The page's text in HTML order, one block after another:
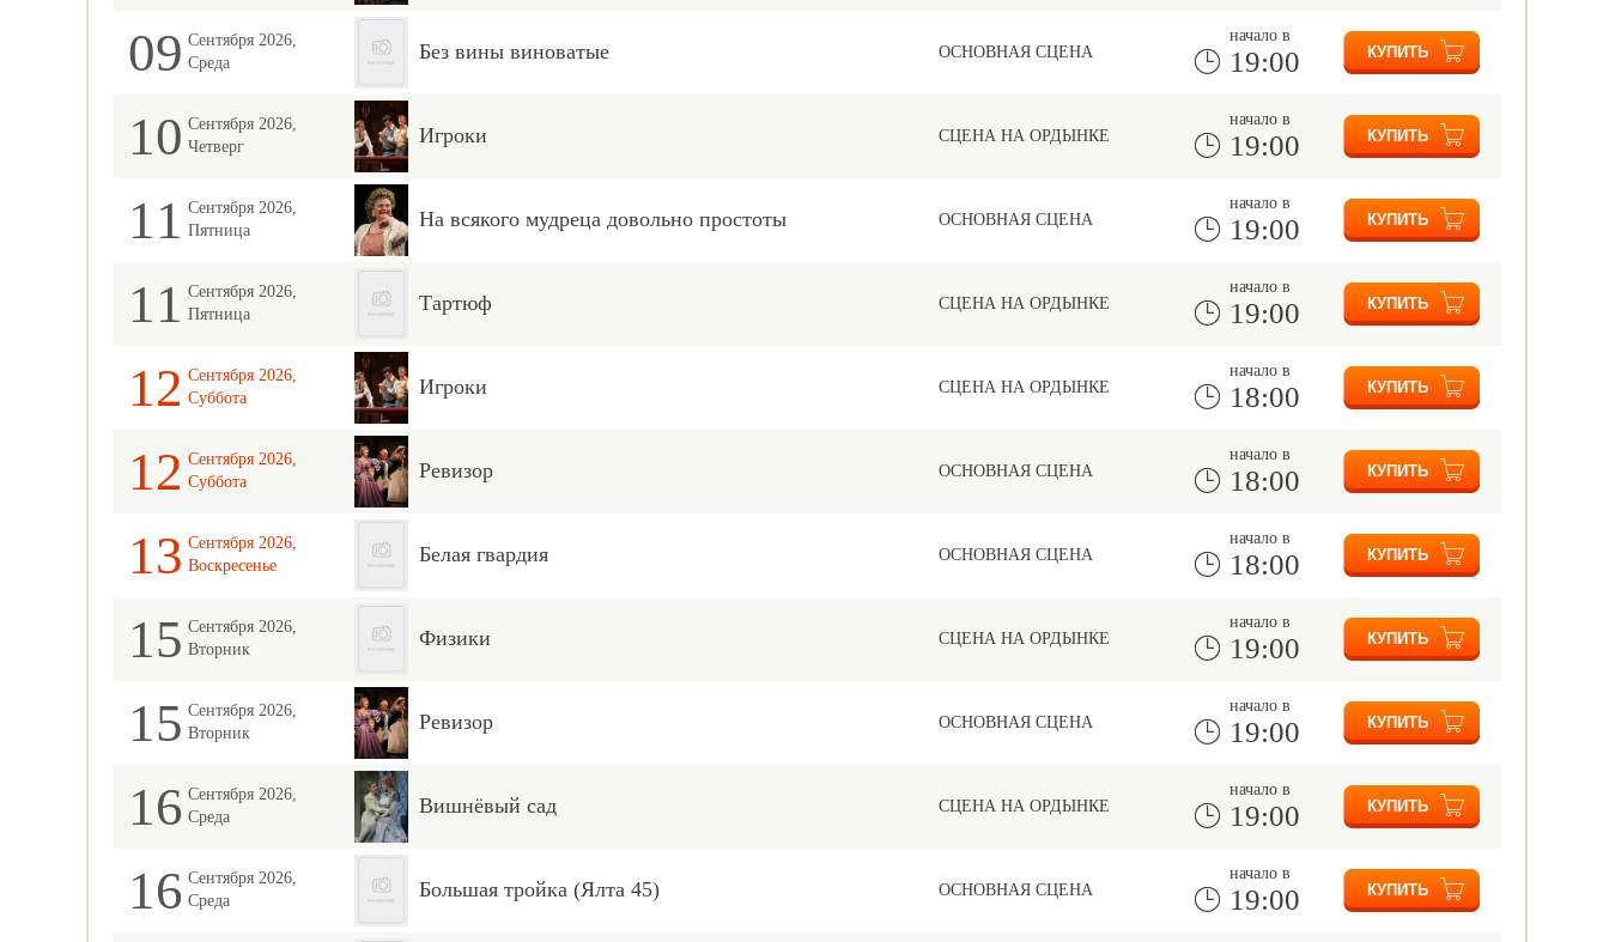
09 Сентября 2026,
Среда
Без вины виноватые ОСНОВНАЯ СЦЕНА
начало в
19:00
10 Сентября 2026,
Четверг
Игроки СЦЕНА НА ОРДЫНКЕ
начало в
19:00
11 Сентября 2026,
Пятница
На всякого мудреца довольно простоты ОСНОВНАЯ СЦЕНА
начало в
19:00
11 Сентября 2026,
Пятница
Тартюф СЦЕНА НА ОРДЫНКЕ
начало в
19:00
12 Сентября 2026,
Суббота
Игроки СЦЕНА НА ОРДЫНКЕ
начало в
18:00
12 Сентября 2026,
Суббота
Ревизор ОСНОВНАЯ СЦЕНА
начало в
18:00
13 Сентября 2026,
Воскресенье
Белая гвардия ОСНОВНАЯ СЦЕНА
начало в
18:00
15 Сентября 2026,
Вторник
Физики СЦЕНА НА ОРДЫНКЕ
начало в
19:00
15 Сентября 2026,
Вторник
Ревизор ОСНОВНАЯ СЦЕНА
начало в
19:00
16 Сентября 2026,
Среда
Вишнёвый сад СЦЕНА НА ОРДЫНКЕ
начало в
19:00
16 Сентября 2026,
Среда
Большая тройка (Ялта 45) ОСНОВНАЯ СЦЕНА
начало в
19:00